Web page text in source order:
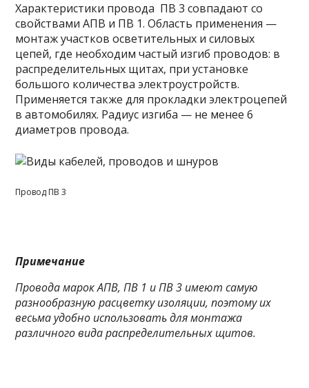
Характеристики провода ПВ 3 совпадают со
свойствами АПВ и ПВ 1. Область применения —
монтаж участков осветительных и силовых
цепей, где необходим частый изгиб проводов: в
распределительных щитах, при установке
большого количества электроустройств.
Применяется также для прокладки электроцепей
в автомобилях. Радиус изгиба — не менее 6
диаметров провода.
Провод ПВ 3
Примечание
Провода марок АПВ, ПВ 1 и ПВ 3 имеют самую
разнообразную расцветку изоляции, поэтому их
весьма удобно использовать для монтажа
различного вида распределительных щитов.